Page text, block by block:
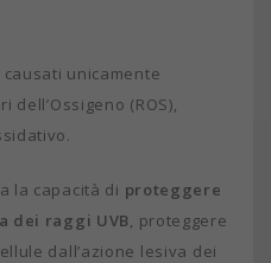
unicamente
dell’Ossigeno (ROS),
la capacità di proteggere
dei raggi UVB , proteggere
dall’azione lesiva dei